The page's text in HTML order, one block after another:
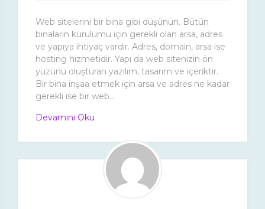
Web sitelerini bir bina gibi düşünün. Bütün
binaların kurulumu için gerekli olan arsa, adres
ve yapıya ihtiyaç vardır. Adres, domain, arsa ise
hosting hizmetidir. Yapı da web sitenizin ön
yüzünü oluşturan yazılım, tasarım ve içeriktir.
Bir bina inşaa etmek için arsa ve adres ne kadar
gerekli ise bir web...
Devamını Oku